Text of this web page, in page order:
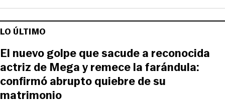
LO ÚLTIMO
El nuevo golpe que sacude a reconocida
actriz de Mega y remece la farándula:
confirmó abrupto quiebre de su
matrimonio